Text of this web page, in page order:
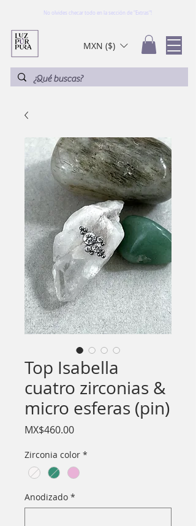
No olvides checar todo en la sección de "Extras"!
MXN ($)
Top Isabella
cuatro zirconias &
micro esferas (pin)
MX$460.00Price
Zirconia color *
Anodizado *